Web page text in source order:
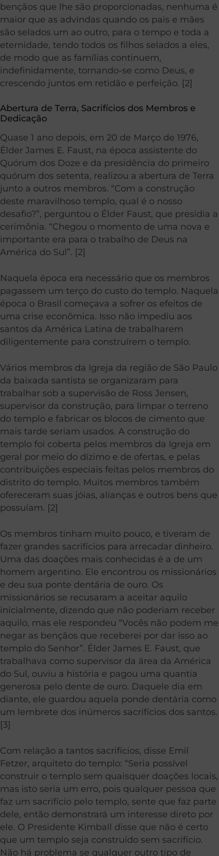
bençãos que lhe são proporcionadas, nenhuma é
maior que as advindas quando os pais e mães
são selados um ao outro, para o tempo e toda a
eternidade, tendo todos os filhos selados a eles,
de modo que as famílias continuem,
indefinidamente, tornando-se como Deus, e
crescendo juntos em retidão e perfeição. [2]
Abertura de Terra, Sacrifícios dos Membros e
Dedicação
Quase 1 ano depois, em 20 de Março de 1976,
Élder James E. Faust, na época assistente do
Quórum dos Doze e da presidência do primeiro
quórum dos setenta, realizou a abertura de Terra
junto a outros membros. “Com a construção
deste maravilhoso templo, qual é o nosso
desafio?”, perguntou o Élder Faust, que presidia a
cerimônia. “Chegou o momento de uma nova e
importante era para o trabalho de Deus na
América do Sul”. [2]
Naquela época era necessário que os membros
pagassem um terço do custo do templo. Naquela
época o Brasil começava a sofrer os efeitos de
uma crise econômica. Isso não impediu aos
santos da América Latina de trabalharem
diligentemente para construírem o templo.
Vários membros da Igreja da região de São Paulo
da baixada santista se organizaram para
trabalhar sob a supervisão de Ross Jensen,
supervisor da construção, para limpar o terreno
do templo e fabricar os blocos de cimento que
mais tarde seriam usados. A construção do
templo foi coberta pelos membros da Igreja em
geral por meio do dízimo e de ofertas, e pelas
contribuições especiais feitas pelos membros do
distrito do templo. Muitos membros também
ofereceram suas jóias, alianças e outros bens que
possuíam. [2]
Os membros tinham muito pouco, e tiveram de
fazer grandes sacrifícios para arrecadar dinheiro.
Uma das doações mais conhecidas é a de um
homem argentino. Ele encontrou os missionários
e deu sua ponte dentária de ouro. Os
missionários se recusaram a aceitar aquilo
inicialmente, dizendo que não poderiam receber
aquilo, mas ele respondeu “Vocês não podem me
negar as bençãos que receberei por dar isso ao
templo do Senhor”. Élder James E. Faust, que
trabalhava como supervisor da área da América
do Sul, ouviu a história e pagou uma quantia
generosa pelo dente de ouro. Daquele dia em
diante, ele guardou aquela ponde dentária como
um lembrete dos inúmeros sacrifícios dos santos.
[3]
Com relação a tantos sacrifícios, disse Emil
Fetzer, arquiteto do templo: “Seria possível
construir o templo sem quaisquer doações locais,
mas isto seria um erro, pois qualquer pessoa que
faz um sacrifício pelo templo, sente que faz parte
dele, então demonstrará um interesse direto por
ele. O Presidente Kimball disse que não é certo
que um templo seja construído sem sacrifício.
Não há problema se qualquer outro tipo de